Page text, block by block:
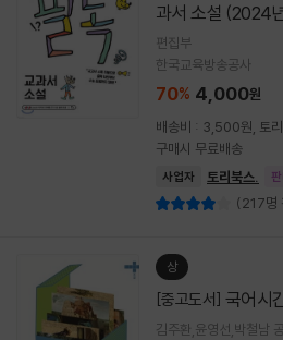
과서 소설 (2024
편집부
한국교육방송공사
70% 4,000원
배송비 : 3,500원, 토
구매시 무료배송
사업자 토리북스.
(217명
상
[중고도서] 국어시
김주환,윤영선,박철남